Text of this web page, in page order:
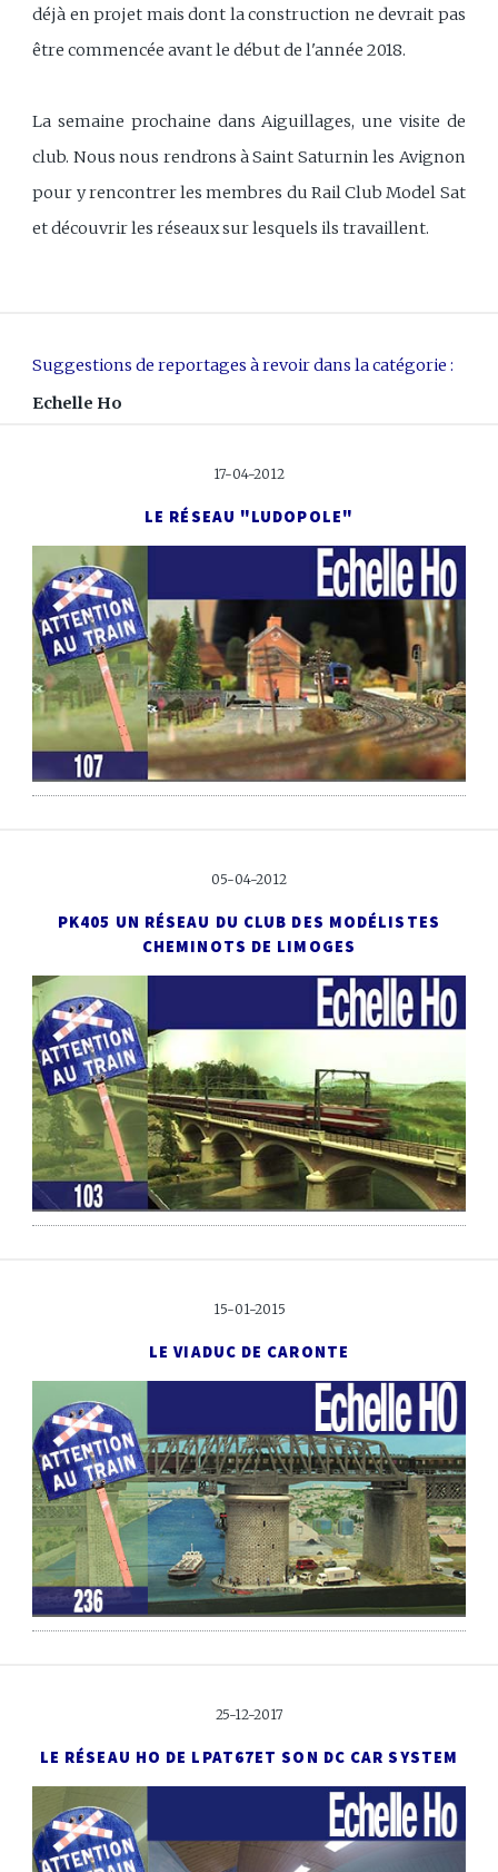
déjà en projet mais dont la construction ne devrait pas
être commencée avant le début de l'année 2018.
La semaine prochaine dans Aiguillages, une visite de
club. Nous nous rendrons à Saint Saturnin les Avignon
pour y rencontrer les membres du Rail Club Model Sat
et découvrir les réseaux sur lesquels ils travaillent.
Suggestions de reportages à revoir dans la catégorie :
Echelle Ho
17-04-2012
LE RÉSEAU "LUDOPOLE"
05-04-2012
PK405 UN RÉSEAU DU CLUB DES MODÉLISTES
CHEMINOTS DE LIMOGES
15-01-2015
LE VIADUC DE CARONTE
25-12-2017
LE RÉSEAU HO DE LPAT67ET SON DC CAR SYSTEM